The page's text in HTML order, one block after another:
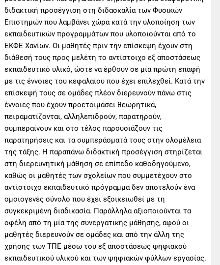
διδακτική προσέγγιση στη διδασκαλία των Φυσικών
Επιστημών που λαμβάνει χώρα κατά την υλοποίηση των
εκπαιδευτικών προγραμμάτων που υλοποιούνται από το
ΕΚΦΕ Χανίων. Οι μαθητές πριν την επίσκεψη έχουν στη
διάθεσή τους προς μελέτη το αντίστοιχο εξ αποστάσεως
εκπαιδευτικό υλικό, ώστε να έρθουν σε μία πρώτη επαφή
με τις έννοιες του κεφαλαίου που έχει επιλεχθεί. Κατά την
επίσκεψή τους σε ομάδες πλέον διερευνούν πάνω στις
έννοιες που έχουν προετοιμάσει θεωρητικά,
πειραματίζονται, αλληλεπιδρούν, παρατηρούν,
συμπεραίνουν και στο τέλος παρουσιάζουν τις
παρατηρήσεις και τα συμπεράσματά τους στην ολομέλεια
της τάξης. Η παραπάνω διδακτική προσέγγιση στηρίζεται
στη διερευνητική μάθηση σε επίπεδο καθοδηγούμενο,
καθώς οι μαθητές των σχολείων που συμμετέχουν στο
αντίστοιχο εκπαιδευτικό πρόγραμμα δεν αποτελούν ένα
ομοιογενές σύνολο που έχει εξοικειωθεί με τη
συγκεκριμένη διαδικασία. Παράλληλα αξιοποιούνται τα
οφέλη από τη μία της συνεργατικής μάθησης, αφού οι
μαθητές διερευνούν σε ομάδες και από την άλλη της
χρήσης των ΤΠΕ μέσω του εξ αποστάσεως ψηφιακού
εκπαιδευτικού υλικού και των ψηφιακών φύλλων εργασίας.